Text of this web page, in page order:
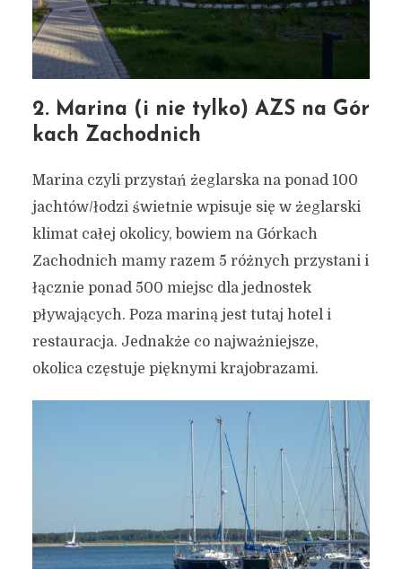
2. Marina (i nie tylko) AZS na Gór
kach Zachodnich
Marina czyli przystań żeglarska na ponad 100
jachtów/łodzi świetnie wpisuje się w żeglarski
klimat całej okolicy, bowiem na Górkach
Zachodnich mamy razem 5 różnych przystani i
łącznie ponad 500 miejsc dla jednostek
pływających. Poza mariną jest tutaj hotel i
restauracja. Jednakże co najważniejsze,
okolica częstuje pięknymi krajobrazami.